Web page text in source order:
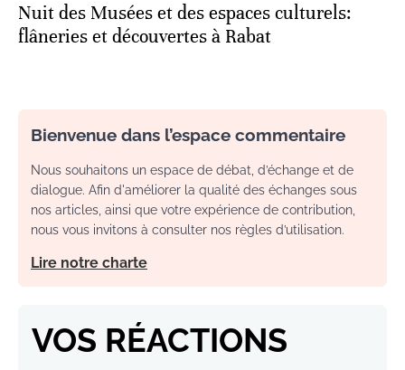
Nuit des Musées et des espaces culturels:
flâneries et découvertes à Rabat
Bienvenue dans l’espace commentaire
Nous souhaitons un espace de débat, d’échange et de
dialogue. Afin d'améliorer la qualité des échanges sous
nos articles, ainsi que votre expérience de contribution,
nous vous invitons à consulter nos règles d’utilisation.
Lire notre charte
VOS RÉACTIONS